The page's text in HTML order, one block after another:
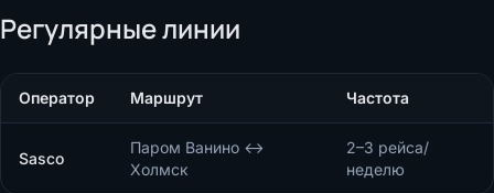
Регулярные линии
Оператор Маршрут Частота
Sasco
Паром Ванино ↔
Холмск
2–3 рейса/
неделю